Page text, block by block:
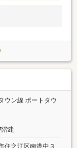
ウン線 ポートタウ
建
住之江区南港中３